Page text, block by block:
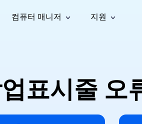
데이터 복구
메시지 복구
LINE
백업 없
복구
구
질 높이
AI
컴퓨터 매니저
색 및 삭제
Cleamio
브랜드 리뉴얼
및 정밀 클린
Windows
Email
손상된
지원
드 센터
가이드
결 방법
표시줄 오